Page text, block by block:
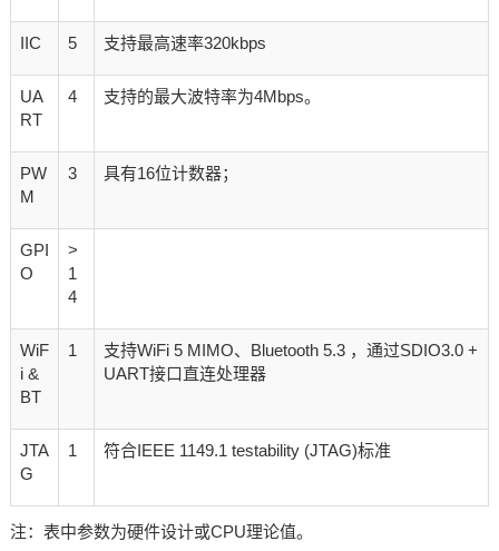
IIC 5 支持最高速率320kbps
UA
RT
4 支持的最大波特率为4Mbps。
PW
M
3 具有16位计数器；
GPI
O
>
1
4
WiF
i &
BT
1
支持WiFi 5 MIMO、Bluetooth 5.3 ，通过SDIO3.0 +
UART接口直连处理器
JTA
G
1 符合IEEE 1149.1 testability (JTAG)标准
注：表中参数为硬件设计或CPU理论值。